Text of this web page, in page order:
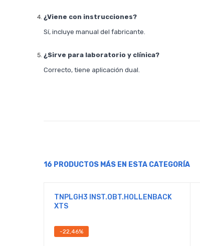
¿Viene con instrucciones?
Sí, incluye manual del fabricante.
¿Sirve para laboratorio y clínica?
Correcto, tiene aplicación dual.
16 PRODUCTOS MÁS EN ESTA CATEGORÍA
TNPLGH3 INST.OBT.HOLLENBACK
XTS
-22,46%